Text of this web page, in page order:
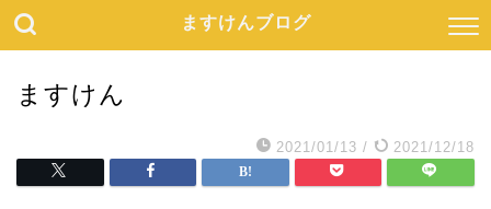
ますけんブログ
ますけん
2021/01/13 / 2021/12/18